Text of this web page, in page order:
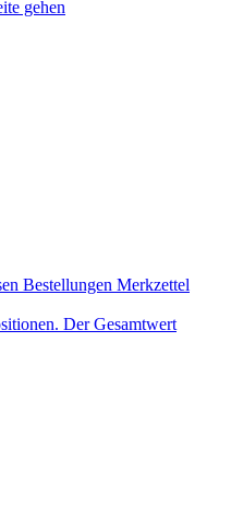
Bestellungen Merkzettel
Der Gesamtwert